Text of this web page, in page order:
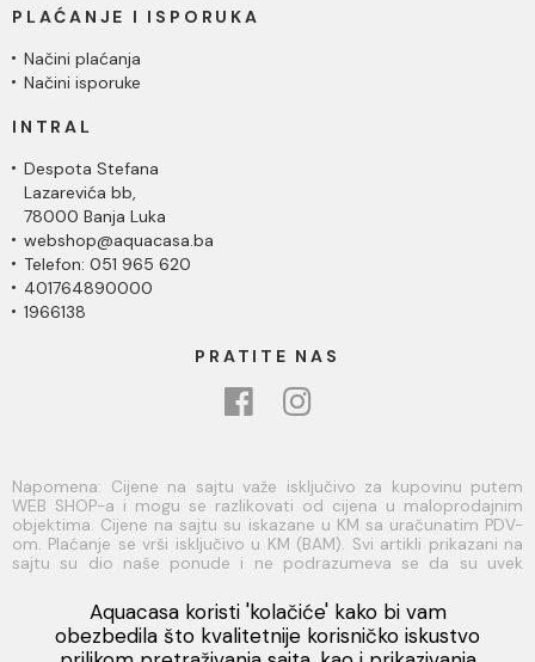
Viber
PLAĆANJE I ISPORUKA
Načini plaćanja
Načini isporuke
INTRAL
Despota Stefana
Lazarevića bb,
78000 Banja Luka
webshop@aquacasa.ba
Telefon: 051 965 620
401764890000
1966138
PRATITE NAS
Napomena: Cijene na sajtu važe isključivo za kupovinu putem
WEB SHOP-a i mogu se razlikovati od cijena u maloprodajnim
objektima. Cijene na sajtu su iskazane u KM sa uračunatim PDV-
om. Plaćanje se vrši isključivo u KM (BAM). Svi artikli prikazani na
sajtu su dio naše ponude i ne podrazumeva se da su uvek
su postavljeni tako da što je bolje moguće predstave svaki
proizvod ali ne možemo garantovati da su sve informacije
kompletne i bez grešaka. Sve informacije u vezi raspoloživosti
Aquacasa koristi 'kolačiće' kako bi vam
obezbedila što kvalitetnije korisničko iskustvo